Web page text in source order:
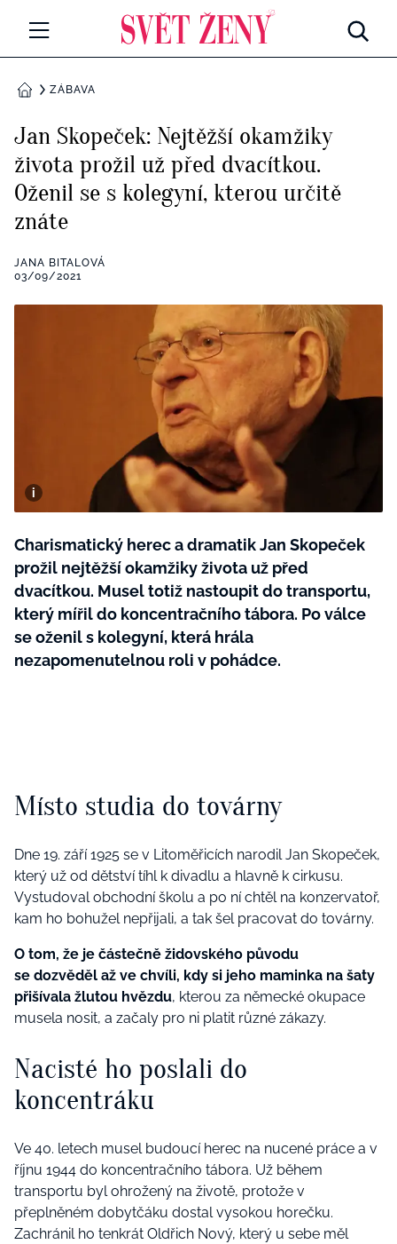
Všechny kategorie
Rozhovory
RETROHUBKY
PSYCHOLOGIE
Seberozvoj
ZDRAVÍ
ZÁBAVA
BurdaMedia
Extra
SVĚT ŽENY - 599 KČ
ROČNÍ PŘEDPLATNÉ SVĚT ŽENY +
SADA PRODUKTŮ MANA (10 ks)
DOMŮZÁBAVA
Jan Skopeček: Nejtěžší okamžiky
života prožil už před dvacítkou.
Oženil se s kolegyní, kterou určitě
znáte
JANA BITALOVÁ
03/09/2021
Charismatický herec a dramatik Jan Skopeček
prožil nejtěžší okamžiky života už před
dvacítkou. Musel totiž nastoupit do transportu,
který mířil do koncentračního tábora. Po válce
se oženil s kolegyní, která hrála
nezapomenutelnou roli v pohádce.
Místo studia do továrny
Dne 19. září 1925 se v Litoměřicích narodil Jan Skopeček,
který už od dětství tíhl k divadlu a hlavně k cirkusu.
Vystudoval obchodní školu a po ní chtěl na konzervatoř,
kam ho bohužel nepřijali, a tak šel pracovat do továrny.
O tom, že je částečně židovského původu
se dozvěděl až ve chvíli, kdy si jeho maminka na šaty
přišívala žlutou hvězdu, kterou za německé okupace
musela nosit, a začaly pro ni platit různé zákazy.
Nacisté ho poslali do
koncentráku
Ve 40. letech musel budoucí herec na nucené práce a v
říjnu 1944 do koncentračního tábora. Už během
transportu byl ohrožený na životě, protože v
přeplněném dobytčáku dostal vysokou horečku.
Zachránil ho tenkrát Oldřich Nový, který u sebe měl